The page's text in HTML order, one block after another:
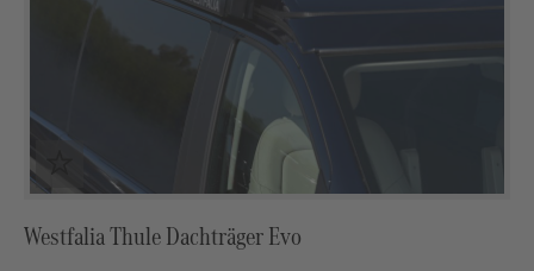
Westfalia Thule Dachträger Evo